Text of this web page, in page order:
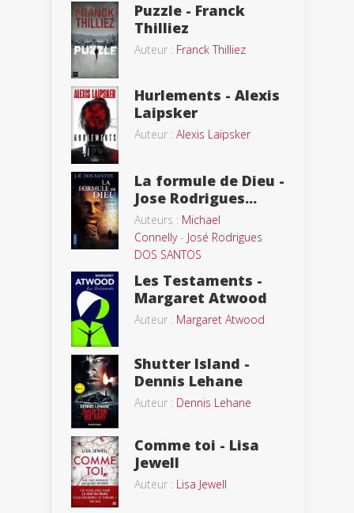
Puzzle - Franck
Thilliez
Auteur : Franck Thilliez
Hurlements - Alexis
Laipsker
Auteur : Alexis Laipsker
La formule de Dieu -
Jose Rodrigues...
Auteurs : Michael
Connelly- José Rodrigues
DOS SANTOS
Les Testaments -
Margaret Atwood
Auteur : Margaret Atwood
Shutter Island -
Dennis Lehane
Auteur : Dennis Lehane
Comme toi - Lisa
Jewell
Auteur : Lisa Jewell